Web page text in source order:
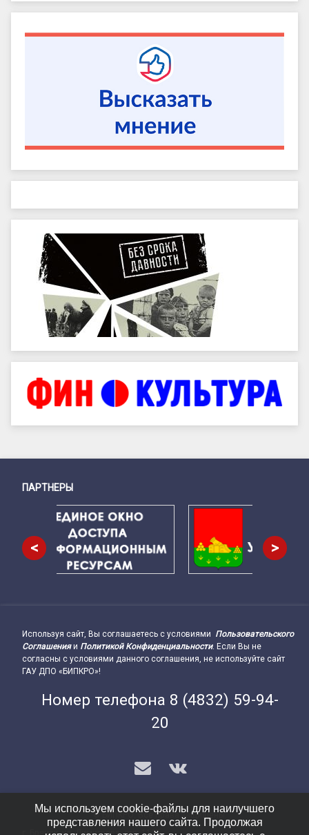
Снизу
ПАРТНЕРЫ
< >
Подвал сайта → влево
Используя сайт, Вы соглашаетесь с условиями Пользовательского
Соглашенияи Политикой Конфиденциальности. Если Вы не
согласны с условиями данного соглашения, не используйте сайт
ГАУ ДПО «БИПКРО»!
Номер телефона 8 (4832) 59-94-
20
E-mail
VK
© БИПКРО. Все права защищены.
г. Брянск, ул. Димитрова, стр. 112Б
Мы используем cookie-файлы для наилучшего
представления нашего сайта. Продолжая